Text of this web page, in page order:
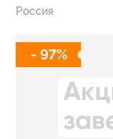
Россия
- 97%